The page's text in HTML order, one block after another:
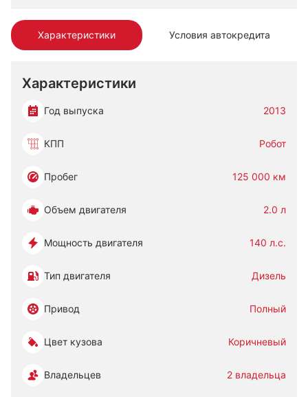
Характеристики Условия автокредита
Характеристики
Год выпуска 2013
КПП Робот
Пробег 125 000 км
Объем двигателя 2.0 л
Мощность двигателя 140 л.с.
Тип двигателя Дизель
Привод Полный
Цвет кузова Коричневый
Владельцев 2 владельца